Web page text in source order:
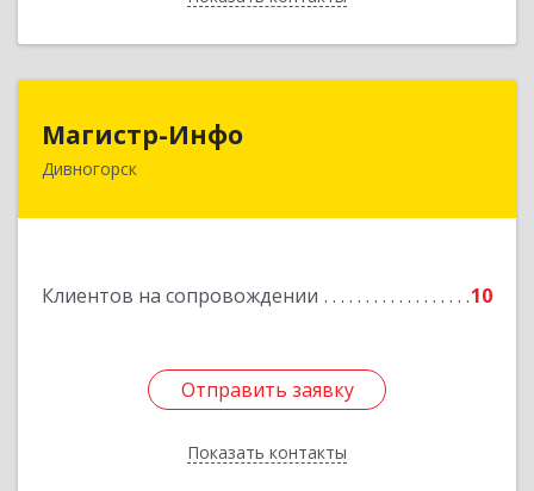
Магистр-Инфо
Дивногорск
Клиентов на сопровождении 10
Отправить заявку
Показать контакты
663090 Красноярский край Дивногорск г
Отправить заявку
Назад